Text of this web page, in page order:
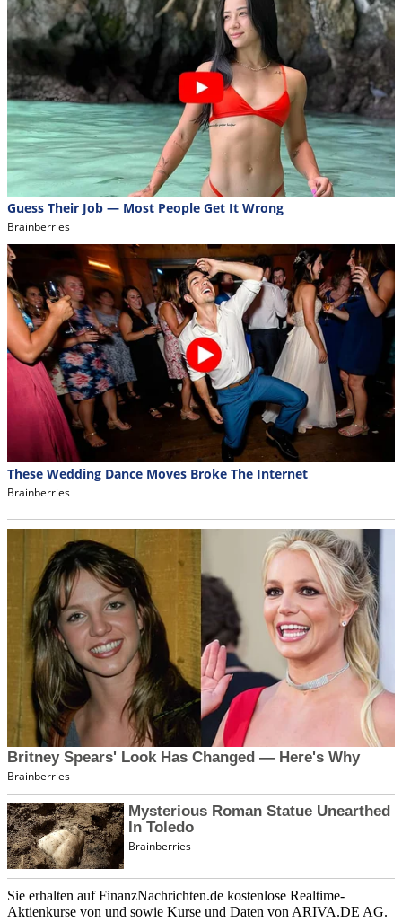
Sie erhalten auf FinanzNachrichten.de kostenlose Realtime-
Aktienkurse von und sowie Kurse und Daten von ARIVA.DE AG.